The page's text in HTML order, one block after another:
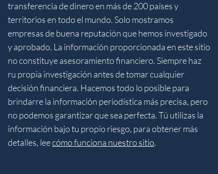
transferencia de dinero en más de 200 países y
territorios en todo el mundo. Solo mostramos
empresas de buena reputación que hemos investigado
y aprobado. La información proporcionada en este sitio
no constituye asesoramiento financiero. Siempre haz
ru propia investigación antes de tomar cualquier
decisión financiera. Hacemos todo lo posible para
brindarre la información periodística más precisa, pero
no podemos garantizar que sea perfecta. Tú utilizas la
información bajo tu propio riesgo, para obtener más
detalles, leecómo funciona nuestro sitio.